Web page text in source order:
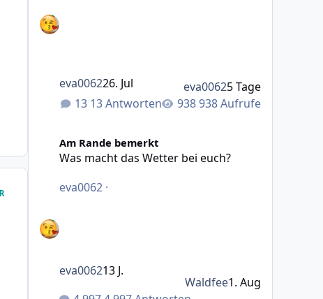
13 Antworten 938 Aufrufe
eva006226. Jul eva00625 Tage
Am Rande bemerkt
Was macht das Wetter bei euch?
eva0062 ·
eva006213 J.
Waldfee1. Aug